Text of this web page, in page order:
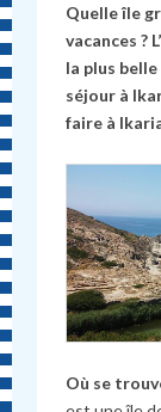
Quelle île
vacances ?
la plus belle
séjour à
faire à
Où se